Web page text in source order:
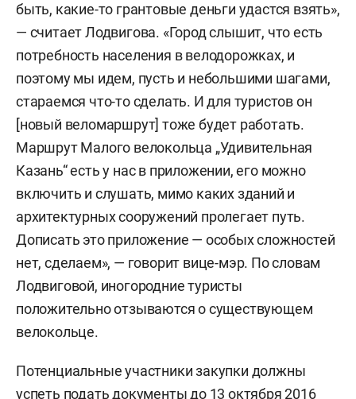
быть, какие-то грантовые деньги удастся взять»,
— считает Лодвигова. «Город слышит, что есть
потребность населения в велодорожках, и
поэтому мы идем, пусть и небольшими шагами,
стараемся что-то сделать. И для туристов он
[новый веломаршрут] тоже будет работать.
Маршрут Малого велокольца „Удивительная
Казань“ есть у нас в приложении, его можно
включить и слушать, мимо каких зданий и
архитектурных сооружений пролегает путь.
Дописать это приложение — особых сложностей
нет, сделаем», — говорит вице-мэр. По словам
Лодвиговой, иногородние туристы
положительно отзываются о существующем
велокольце.
Потенциальные участники закупки должны
успеть подать документы до 13 октября 2016